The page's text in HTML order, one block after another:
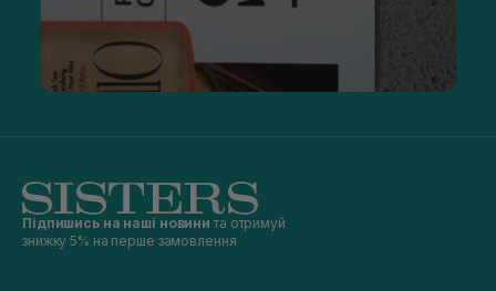
Підпишись на наші новини та отримуй
знижку 5% на перше замовлення